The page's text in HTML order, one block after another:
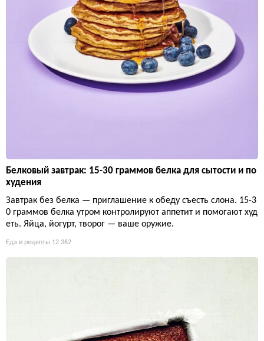
Белковый завтрак: 15-30 граммов белка для сытости и по
худения
Завтрак без белка — приглашение к обеду съесть слона. 15-3
0 граммов белка утром контролируют аппетит и помогают худ
еть. Яйца, йогурт, творог — ваше оружие.
Еда и рецепты 12 362